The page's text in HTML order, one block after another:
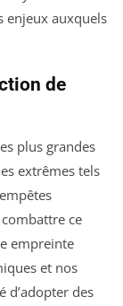
enjeux auxquels
de
plus grandes
extrêmes tels
ce
empreinte
et nos
d’adopter des